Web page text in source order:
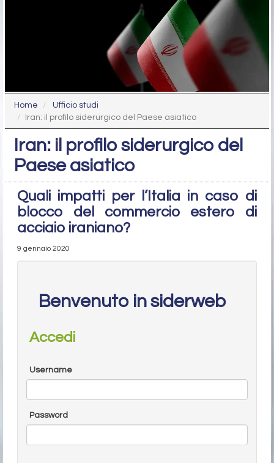
Home
Ufficio studi
Iran: il profilo siderurgico del Paese asiatico
Iran: il profilo siderurgico del
Paese asiatico
Quali impatti per l’Italia in caso di
blocco del commercio estero di
acciaio iraniano?
9 gennaio 2020
Benvenuto in siderweb
Accedi
Username
Password